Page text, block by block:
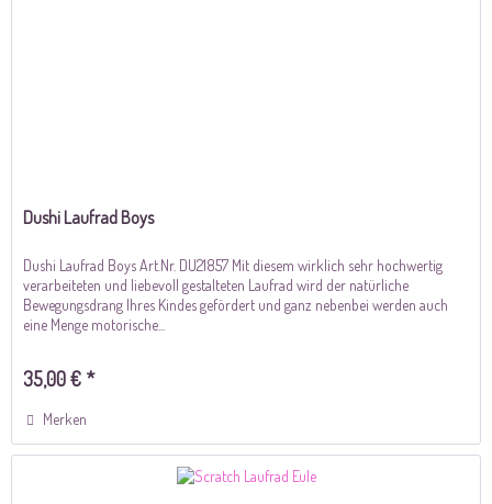
Dushi Laufrad Boys
Dushi Laufrad Boys Art.Nr. DU21857 Mit diesem wirklich sehr hochwertig
verarbeiteten und liebevoll gestalteten Laufrad wird der natürliche
Bewegungsdrang Ihres Kindes gefördert und ganz nebenbei werden auch
eine Menge motorische...
35,00 € *
Merken